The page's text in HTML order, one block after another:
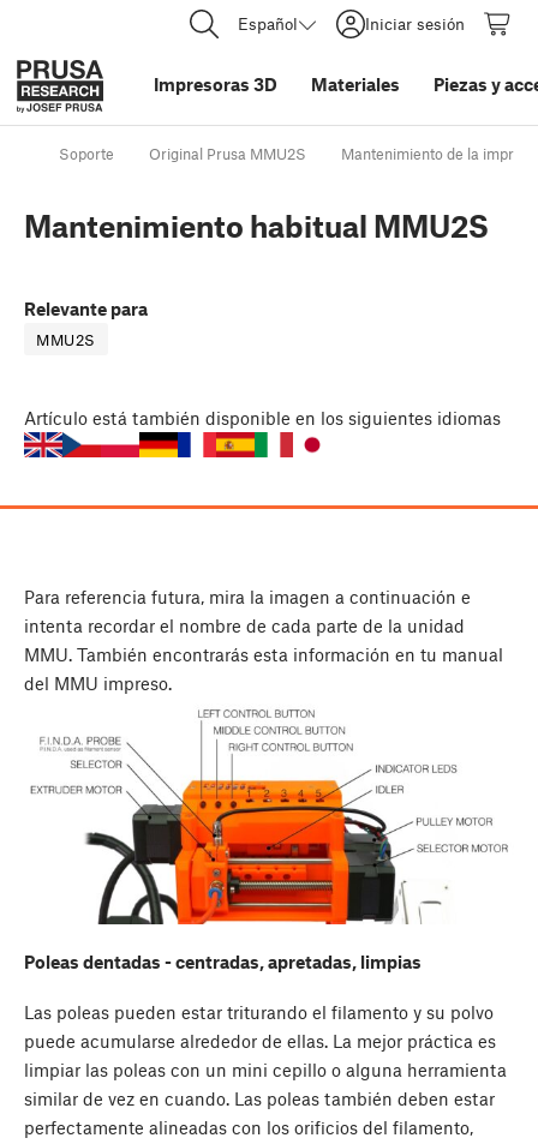
Español Iniciar sesión
Impresoras 3D Materiales Piezas y
Soporte Original Prusa MMU2S Mantenimiento de la
Mantenimiento habitual MMU2S
Relevante para
MMU2S
Artículo está también disponible en los siguientes idiomas
Para referencia futura, mira la imagen a continuación e
intenta recordar el nombre de cada parte de la unidad
MMU. También encontrarás esta información en tu manual
del MMU impreso.
Poleas dentadas - centradas, apretadas, limpias
Las poleas pueden estar triturando el filamento y su polvo
puede acumularse alrededor de ellas. La mejor práctica es
limpiar las poleas con un mini cepillo o alguna herramienta
similar de vez en cuando. Las poleas también deben estar
perfectamente alineadas con los orificios del filamento,